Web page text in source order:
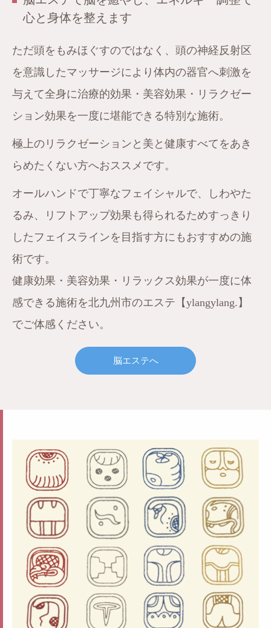
心と身体を整えます
ただ頭をもみほぐすのではなく、頭の神経反射区
を意識したマッサージにより体内の器官へ刺激を
与えて全身に治療的効果・美容効果・リラクゼー
ション効果を一度に堪能できる特別な施術。
極上のリラクゼーションと美と健康すべてをあき
らめたくない方へおススメです。
オールハンドで丁寧なフェイシャルで、しわやた
るみ、リフトアップ効果も得られるためすっきり
したフェイスラインを目指す方にもおすすめの施
術です。
健康効果・美容効果・リラックス効果が一度に体
感できる施術を北九州市のエステ【ylangylang.】
でご体感ください。
脳エステへ